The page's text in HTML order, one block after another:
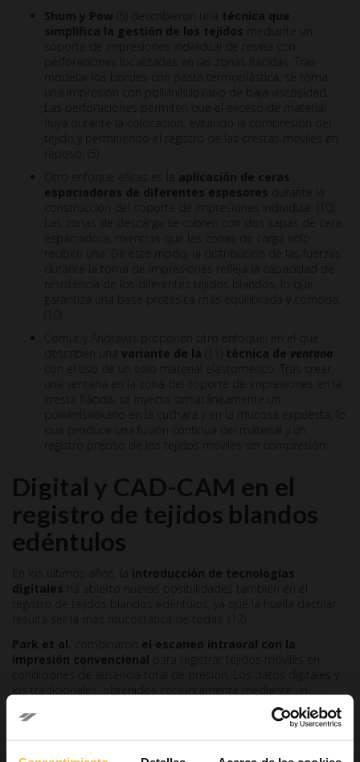
Shum y Pow
técnica que
simplifica la gestión de los tejidos mediante un
soporte de impresiones individual de resina con
perforaciones localizadas en las zonas flácidas. Tras
modelar los bordes con pasta termoplástica, se toma
Las perforaciones permiten que el exceso de material
fluya durante la colocación, evitando la compresión del
tejido y permitiendo el registro de las crestas móviles en
Otro enfoque eficaz es la aplicación de ceras
espaciadoras de diferentes espesores durante la
construcción del soporte de impresiones individual. (10)
Las zonas de descarga se cubren con dos capas de cera
espaciadora, mientras que las zonas de carga solo
reciben una. De este modo, la distribución de las fuerzas
durante la toma de impresiones refleja la capacidad de
resistencia de los diferentes tejidos blandos, lo que
garantiza una base protésica más equilibrada y cómoda.
Comut y Andrawis proponen otro enfoque, en el que
variante de la técnica de ventana
con el uso de un solo material elastomérico. Tras crear
una ventana en la zona del soporte de impresiones en la
cresta flácida, se inyecta simultáneamente un
polivinilsiloxano en la cuchara y en la mucosa expuesta, lo
que produce una fusión continua del material y un
registro preciso de los tejidos móviles sin compresión.
Digital y CAD-CAM en el
registro de tejidos blandos
edéntulos
En los últimos años, la introducción de tecnologías
digitales ha abierto nuevas posibilidades también en el
registro de tejidos blandos edéntulos, ya que la huella dactilar
resulta ser la más mucostática de todas. (12)
Park et al.
el escaneo intraoral con la
impresión convencional
para registrar tejidos móviles en
condiciones de ausencia total de presión. Los datos digitales y
los tradicionales, obtenidos conjuntamente mediante un
soporte de huellas abierto muy similar al de Comut et al. (11), se
superponen en un entorno CAD, lo que permite obtener una